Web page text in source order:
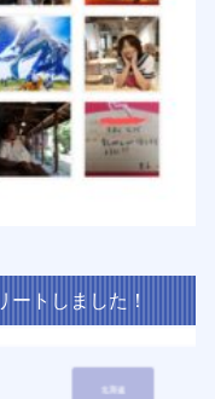
ートしました！